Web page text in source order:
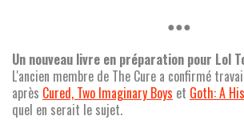
●●●
Un nouveau livre en préparation pour Lol
L'ancien membre de The Cure a confirmé
après Cured, Two Imaginary Boys et Goth: A
quel en serait le sujet.